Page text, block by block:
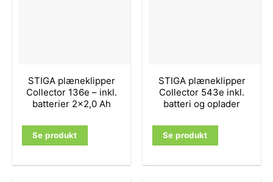
STIGA plæneklipper
Collector 136e – inkl.
batterier 2×2,0 Ah
Se produkt
STIGA plæneklipper
Collector 543e inkl.
batteri og oplader
Se produkt